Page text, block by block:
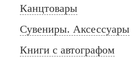
Канцтовары
Сувениры. Аксессуары
Книги с автографом